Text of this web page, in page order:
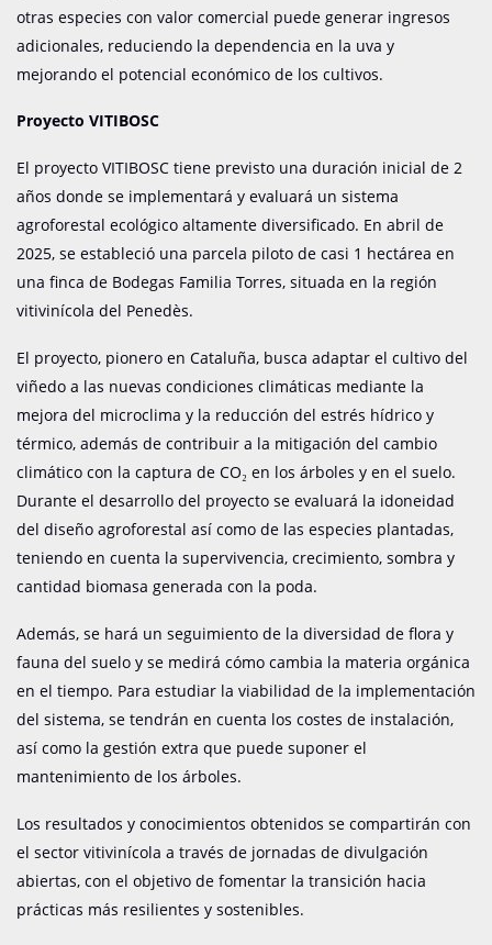
otras especies con valor comercial puede generar ingresos
adicionales, reduciendo la dependencia en la uva y
mejorando el potencial económico de los cultivos.
Proyecto VITIBOSC
El proyecto VITIBOSC tiene previsto una duración inicial de 2
años donde se implementará y evaluará un sistema
agroforestal ecológico altamente diversificado. En abril de
2025, se estableció una parcela piloto de casi 1 hectárea en
una finca de Bodegas Familia Torres, situada en la región
vitivinícola del Penedès.
El proyecto, pionero en Cataluña, busca adaptar el cultivo del
viñedo a las nuevas condiciones climáticas mediante la
mejora del microclima y la reducción del estrés hídrico y
térmico, además de contribuir a la mitigación del cambio
climático con la captura de CO₂ en los árboles y en el suelo.
Durante el desarrollo del proyecto se evaluará la idoneidad
del diseño agroforestal así como de las especies plantadas,
teniendo en cuenta la supervivencia, crecimiento, sombra y
cantidad biomasa generada con la poda.
Además, se hará un seguimiento de la diversidad de flora y
fauna del suelo y se medirá cómo cambia la materia orgánica
en el tiempo. Para estudiar la viabilidad de la implementación
del sistema, se tendrán en cuenta los costes de instalación,
así como la gestión extra que puede suponer el
mantenimiento de los árboles.
Los resultados y conocimientos obtenidos se compartirán con
el sector vitivinícola a través de jornadas de divulgación
abiertas, con el objetivo de fomentar la transición hacia
prácticas más resilientes y sostenibles.